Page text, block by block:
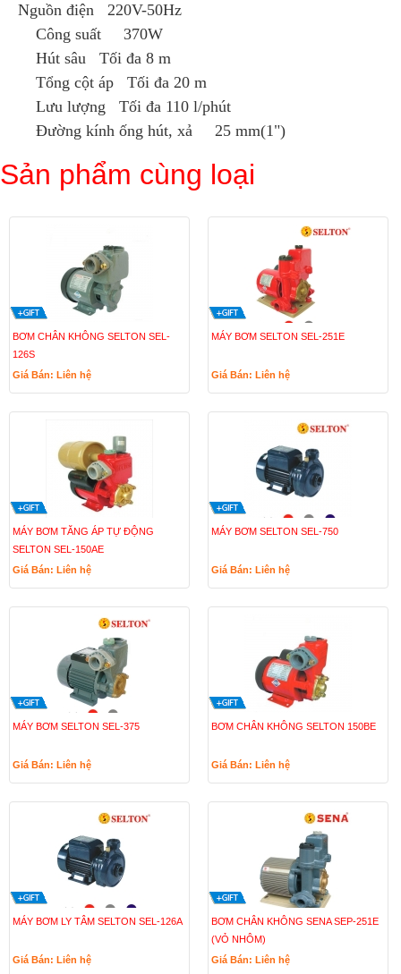
Nguồn điện 220V-50Hz
Công suất 370W
Hút sâu Tối đa 8 m
Tổng cột áp Tối đa 20 m
Lưu lượng Tối đa 110 l/phút
Đường kính ống hút, xả 25 mm(1")
Sản phẩm cùng loại
BƠM CHÂN KHÔNG SELTON SEL-
126S
Giá Bán: Liên hệ
MÁY BƠM SELTON SEL-251E
Giá Bán: Liên hệ
MÁY BƠM TĂNG ÁP TỰ ĐỘNG
SELTON SEL-150AE
Giá Bán: Liên hệ
MÁY BƠM SELTON SEL-750
Giá Bán: Liên hệ
MÁY BƠM SELTON SEL-375
Giá Bán: Liên hệ
BƠM CHÂN KHÔNG SELTON 150BE
Giá Bán: Liên hệ
MÁY BƠM LY TÂM SELTON SEL-126A
Giá Bán: Liên hệ
BƠM CHÂN KHÔNG SENA SEP-251E
(VỎ NHÔM)
Giá Bán: Liên hệ